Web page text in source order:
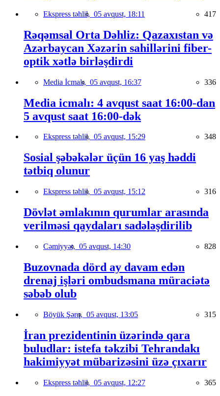
Ekspress təhlil, 05 avqust, 18:11 417
Rəqəmsal Orta Dəhliz: Qazaxıstan və
Azərbaycan Xəzərin sahillərini fiber-
optik xətlə birləşdirdi
Media İcmalı, 05 avqust, 16:37 336
Media icmalı: 4 avqust saat 16:00-dan
5 avqust saat 16:00-dək
Ekspress təhlil, 05 avqust, 15:29 348
Sosial şəbəkələr üçün 16 yaş həddi
tətbiq olunur
Ekspress təhlil, 05 avqust, 15:12 316
Dövlət əmlakının qurumlar arasında
verilməsi qaydaları sadələşdirilib
Cəmiyyət, 05 avqust, 14:30 828
Buzovnada dörd ay davam edən
drenaj işləri ombudsmana müraciətə
səbəb olub
Böyük Şərq, 05 avqust, 13:05 315
İran prezidentinin üzərində qara
buludlar: istefa təkzibi Tehrandakı
hakimiyyət mübarizəsini üzə çıxarır
Ekspress təhlil, 05 avqust, 12:27 365